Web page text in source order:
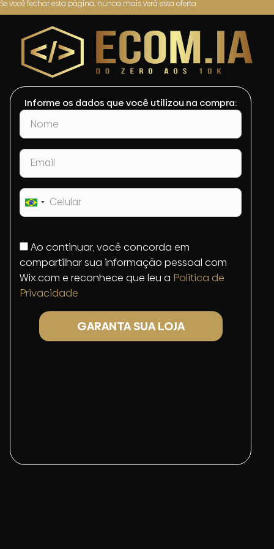
Se você fechar esta página, nunca mais verá esta oferta
Informe os dados que você utilizou na compra:
Brazil
+55
Ao continuar, você concorda em
compartilhar sua informação pessoal com
Wix.com e reconhece que leu a Politica de
Privacidade
GARANTA SUA LOJA